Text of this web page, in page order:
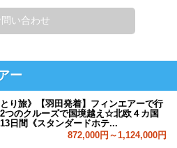
問い合わせ
ー
とり旅》【羽田発着】フィンエアーで行
2つのクルーズで国境越え☆北欧４カ国
日間《スタンダードホテ...
872,000円～1,124,000円